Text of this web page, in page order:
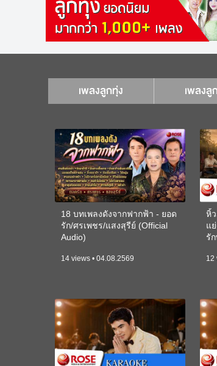
เพลงลูกทุ่ง เพลงลู
18 บทเพลงดังจากฟากฟ้า - ยอด
รัก/ศรเพชร/แสงสุรีย์ (Official
Audio)
14 views • 04.08.2569
หิ้
แ
รั
12